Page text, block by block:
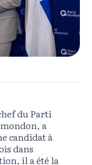
du Parti
a
candidat à
dans
il a été la